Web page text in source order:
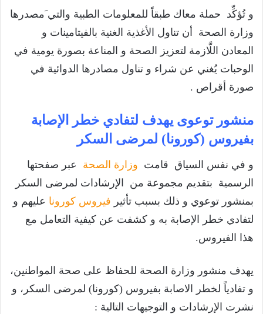
و تُؤكِّد حملة معاك طبقاً للمعلومات الطبية والتي َمصدرها
وزارة الصحة أن تناول الأغذية الغنية بالفيتامينات و
المعادن اللَّازمة لتعزيز الصحة و المناعة بصورة يومية في
الوحبات يُغني عن شراء و تناول مصادرها الدوائية في
صورة أقراص .
منشور توعوى يهدف لتفادي خطر الإصابة
بفيروس (كورونا) لمرضى السكر
و في نفس السياق قامت وزارة الصحة عبر صفحتها
الرسمية بتقديم مجموعة من الإرشادات لمرضى السكر
بمنشور توعوي و ذلك بسبب تأثير فيروس كورونا عليهم و
لتفادي خطر الإصابة به و كشفت عن كيفية التعامل مع
هذا الفيروس.
يهدف منشور وزارة الصحة للحفاظ على صحة المواطنين،
و تفادياً لخطر الاصابة بفيروس (كورونا) لمرضى السكر، و
نشرت الإرشادات و التوجيهات التالية :